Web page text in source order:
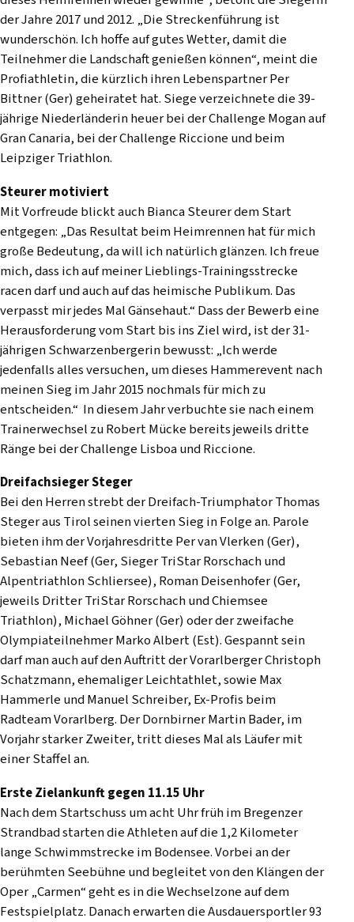
der Jahre 2017 und 2012. „Die Streckenführung ist
wunderschön. Ich hoffe auf gutes Wetter, damit die
Teilnehmer die Landschaft genießen können“, meint die
Profiathletin, die kürzlich ihren Lebenspartner Per
Bittner (Ger) geheiratet hat. Siege verzeichnete die 39-
jährige Niederländerin heuer bei der Challenge Mogan auf
Gran Canaria, bei der Challenge Riccione und beim
Leipziger Triathlon.
Steurer motiviert
Mit Vorfreude blickt auch Bianca Steurer dem Start
entgegen: „Das Resultat beim Heimrennen hat für mich
große Bedeutung, da will ich natürlich glänzen. Ich freue
mich, dass ich auf meiner Lieblings-Trainingsstrecke
racen darf und auch auf das heimische Publikum. Das
verpasst mir jedes Mal Gänsehaut.“ Dass der Bewerb eine
Herausforderung vom Start bis ins Ziel wird, ist der 31-
jährigen Schwarzenbergerin bewusst: „Ich werde
jedenfalls alles versuchen, um dieses Hammerevent nach
meinen Sieg im Jahr 2015 nochmals für mich zu
entscheiden.“ In diesem Jahr verbuchte sie nach einem
Trainerwechsel zu Robert Mücke bereits jeweils dritte
Ränge bei der Challenge Lisboa und Riccione.
Dreifachsieger Steger
Bei den Herren strebt der Dreifach-Triumphator Thomas
Steger aus Tirol seinen vierten Sieg in Folge an. Parole
bieten ihm der Vorjahresdritte Per van Vlerken (Ger),
Sebastian Neef (Ger, Sieger TriStar Rorschach und
Alpentriathlon Schliersee), Roman Deisenhofer (Ger,
jeweils Dritter TriStar Rorschach und Chiemsee
Triathlon), Michael Göhner (Ger) oder der zweifache
Olympiateilnehmer Marko Albert (Est). Gespannt sein
darf man auch auf den Auftritt der Vorarlberger Christoph
Schatzmann, ehemaliger Leichtathlet, sowie Max
Hammerle und Manuel Schreiber, Ex-Profis beim
Radteam Vorarlberg. Der Dornbirner Martin Bader, im
Vorjahr starker Zweiter, tritt dieses Mal als Läufer mit
einer Staffel an.
Erste Zielankunft gegen 11.15 Uhr
Nach dem Startschuss um acht Uhr früh im Bregenzer
Strandbad starten die Athleten auf die 1,2 Kilometer
lange Schwimmstrecke im Bodensee. Vorbei an der
berühmten Seebühne und begleitet von den Klängen der
Oper „Carmen“ geht es in die Wechselzone auf dem
Festspielplatz. Danach erwarten die Ausdauersportler 93